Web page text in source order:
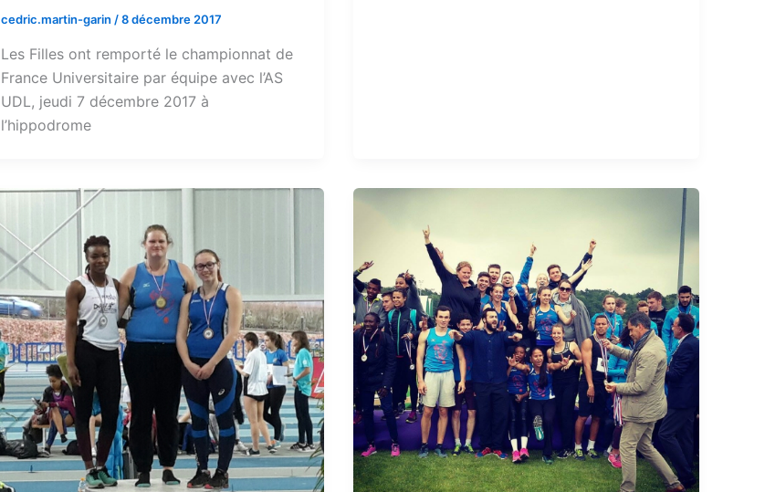
cedric.martin-garin /8 décembre 2017
Les Filles ont remporté le championnat de
France Universitaire par équipe avec l’AS
UDL, jeudi 7 décembre 2017 à
l’hippodrome